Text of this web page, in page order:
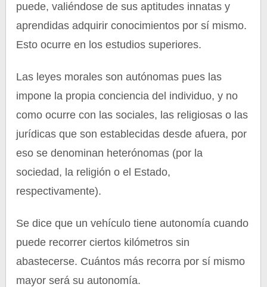
puede, valiéndose de sus aptitudes innatas y
aprendidas adquirir conocimientos por sí mismo.
Esto ocurre en los estudios superiores.
Las leyes morales son autónomas pues las
impone la propia conciencia del individuo, y no
como ocurre con las sociales, las religiosas o las
jurídicas que son establecidas desde afuera, por
eso se denominan heterónomas (por la
sociedad, la religión o el Estado,
respectivamente).
Se dice que un vehículo tiene autonomía cuando
puede recorrer ciertos kilómetros sin
abastecerse. Cuántos más recorra por sí mismo
mayor será su autonomía.